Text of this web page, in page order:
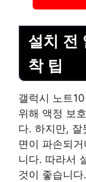
설치 전
착 팁
갤럭시 노트
위해 액정 보
다. 하지만, 잘
면이 파손되
니다. 따라서
것이 좋습니다.